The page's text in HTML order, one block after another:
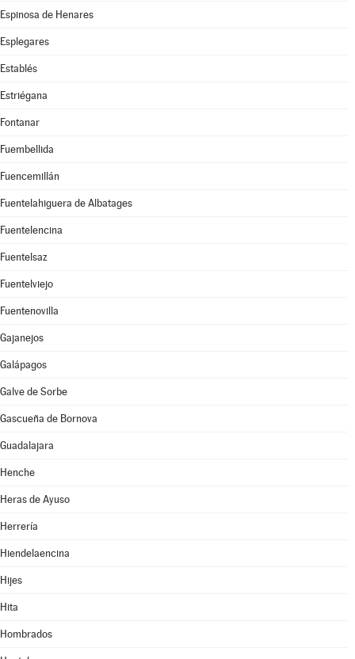
Espinosa de Henares
Esplegares
Establés
Estriégana
Fontanar
Fuembellida
Fuencemillán
Fuentelahiguera de Albatages
Fuentelencina
Fuentelsaz
Fuentelviejo
Fuentenovilla
Gajanejos
Galápagos
Galve de Sorbe
Gascueña de Bornova
Guadalajara
Henche
Heras de Ayuso
Herrería
Hiendelaencina
Hijes
Hita
Hombrados